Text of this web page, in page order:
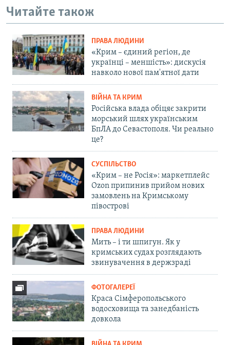
Читайте також
ПРАВА ЛЮДИНИ
«Крим – єдиний регіон, де
українці – меншість»: дискусія
навколо нової пам'ятної дати
ВІЙНА ТА КРИМ
Російська влада обіцяє закрити
морський шлях українським
БпЛА до Севастополя. Чи реально
це?
СУСПІЛЬСТВО
«Крим – не Росія»: маркетплейс
Ozon припинив прийом нових
замовлень на Кримському
півострові
ПРАВА ЛЮДИНИ
Мить – і ти шпигун. Як у
кримських судах розглядають
звинувачення в держзраді
ФОТОГАЛЕРЕЇ
Краса Сімферопольського
водосховища та занедбаність
довкола